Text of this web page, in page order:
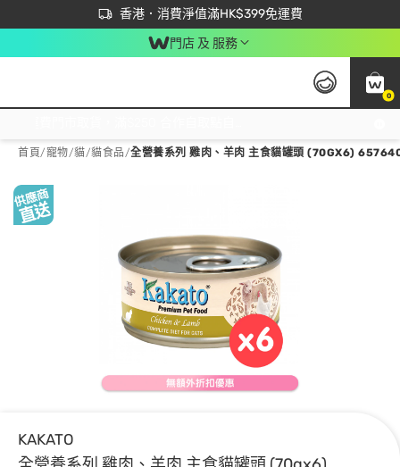
香港．消費淨值滿HK$399免運費
立即成為易賞錢會員盡享獨家優惠
首次APP下單買滿$450 輸入 NEWAPP 即減$50
門店 及 服務
0
首頁/寵物/貓/貓食品/全營養系列 雞肉、羊肉 主食貓罐頭 (70GX6)
KAKATO